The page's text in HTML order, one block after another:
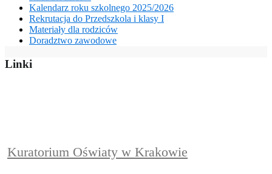
Kalendarz roku szkolnego 2025/2026
Rekrutacja do Przedszkola i klasy I
Materiały dla rodziców
Doradztwo zawodowe
Linki
Kuratorium Oświaty w Krakowie